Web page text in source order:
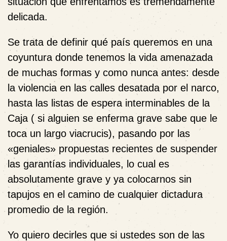
delicada.
Se trata de definir qué país queremos en una
coyuntura donde tenemos la vida amenazada
de muchas formas y como nunca antes: desde
la violencia en las calles desatada por el narco,
hasta las listas de espera interminables de la
Caja ( si alguien se enferma grave sabe que le
toca un largo viacrucis), pasando por las
«geniales» propuestas recientes de suspender
las garantías individuales, lo cual es
absolutamente grave y ya colocarnos sin
tapujos en el camino de cualquier dictadura
promedio de la región.
Yo quiero decirles que si ustedes son de las